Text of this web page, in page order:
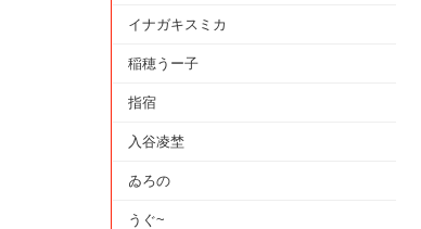
イナガキスミカ
稲穂うー子
指宿
入谷凌埜
ゐろの
うぐ~